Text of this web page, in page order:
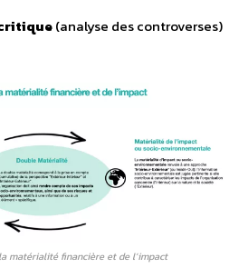
(analyse des controverses)
matérialité financière et de l’impact